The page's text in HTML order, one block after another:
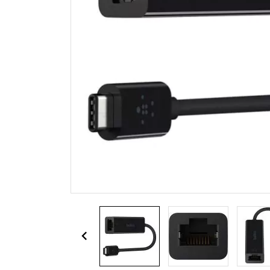
Zasilacze do monitora Samsung
Zasilacze LG do monitora
Zasilacze Razer
Akcesoria / Peryferia
Ładowarki USB
Torby na laptopa
